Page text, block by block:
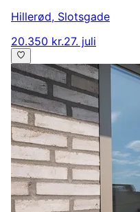
Hillerød, Slotsgade
20.350 kr.27. juli